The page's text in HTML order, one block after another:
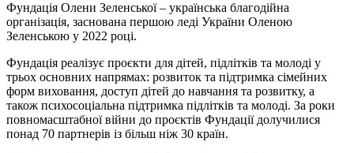
Фундація Олени Зеленської– українська благодійна
організація, заснована першою леді України Оленою
Зеленською у 2022 році.
Фундація реалізує проєкти для дітей, підлітків та молоді у
трьох основних напрямах: розвиток та підтримка сімейних
форм виховання, доступ дітей до навчання та розвитку, а
також психосоціальна підтримка підлітків та молоді. За роки
повномасштабної війни до проєктів Фундації долучилися
понад 70 партнерів із більш ніж 30 країн.